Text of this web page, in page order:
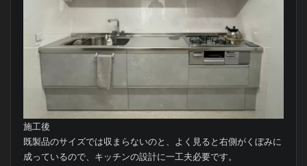
施工後
既製品のサイズでは収まらないのと、よく見ると右側がくぼみに
成っているので、キッチンの設計に一工夫必要です。